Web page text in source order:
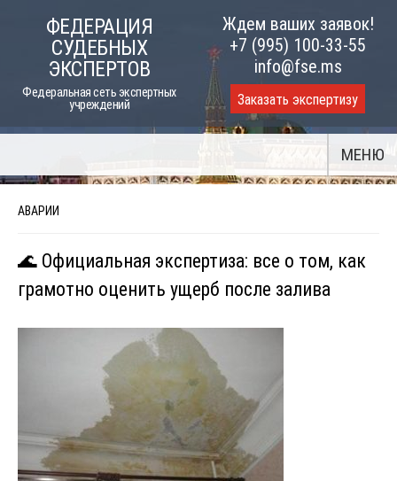
ФЕДЕРАЦИЯ
СУДЕБНЫХ
ЭКСПЕРТОВ
Федеральная сеть экспертных
учреждений
Ждем ваших заявок!
+7 (995) 100-33-55
info@fse.ms
Заказать экспертизу
МЕНЮ
АВАРИИ
🌊 Официальная экспертиза: все о том, как
грамотно оценить ущерб после залива